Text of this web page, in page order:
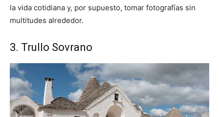
la vida cotidiana y, por supuesto, tomar fotografías sin
multitudes alrededor.
3. Trullo Sovrano